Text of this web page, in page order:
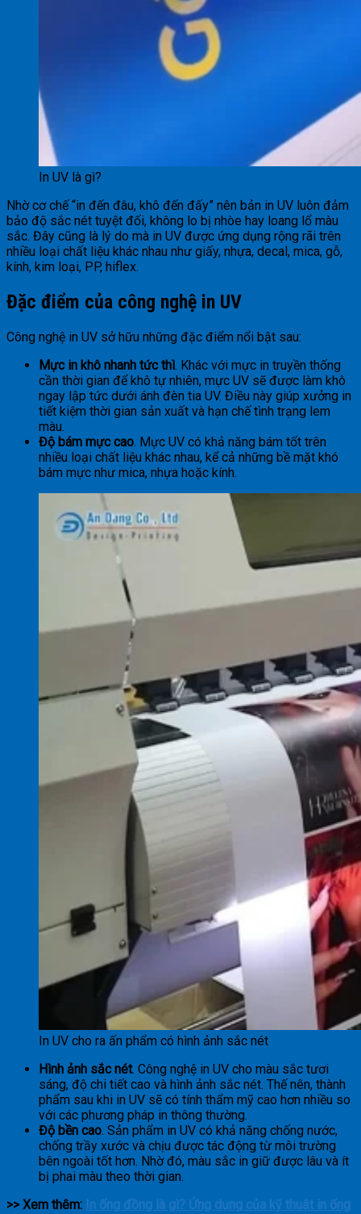
In UV là gì?
Nhờ cơ chế “in đến đâu, khô đến đấy” nên bản in UV luôn đảm
bảo độ sắc nét tuyệt đối, không lo bị nhòe hay loang lổ màu
sắc. Đây cũng là lý do mà in UV được ứng dụng rộng rãi trên
nhiều loại chất liệu khác nhau như giấy, nhựa, decal, mica, gỗ,
kính, kim loại, PP, hiflex.
Đặc điểm của công nghệ in UV
Công nghệ in UV sở hữu những đặc điểm nổi bật sau:
Mực in khô nhanh tức thì. Khác với mực in truyền thống
cần thời gian để khô tự nhiên, mực UV sẽ được làm khô
ngay lập tức dưới ánh đèn tia UV. Điều này giúp xưởng in
tiết kiệm thời gian sản xuất và hạn chế tình trạng lem
màu.
Độ bám mực cao. Mực UV có khả năng bám tốt trên
nhiều loại chất liệu khác nhau, kể cả những bề mặt khó
bám mực như mica, nhựa hoặc kính.
In UV cho ra ấn phẩm có hình ảnh sắc nét
Hình ảnh sắc nét. Công nghệ in UV cho màu sắc tươi
sáng, độ chi tiết cao và hình ảnh sắc nét. Thế nên, thành
phẩm sau khi in UV sẽ có tính thẩm mỹ cao hơn nhiều so
với các phương pháp in thông thường.
Độ bền cao. Sản phẩm in UV có khả năng chống nước,
chống trầy xước và chịu được tác động từ môi trường
bên ngoài tốt hơn. Nhờ đó, màu sắc in giữ được lâu và ít
bị phai màu theo thời gian.
>> Xem thêm: In ống đồng là gì? Ứng dụng của kỹ thuật in ống